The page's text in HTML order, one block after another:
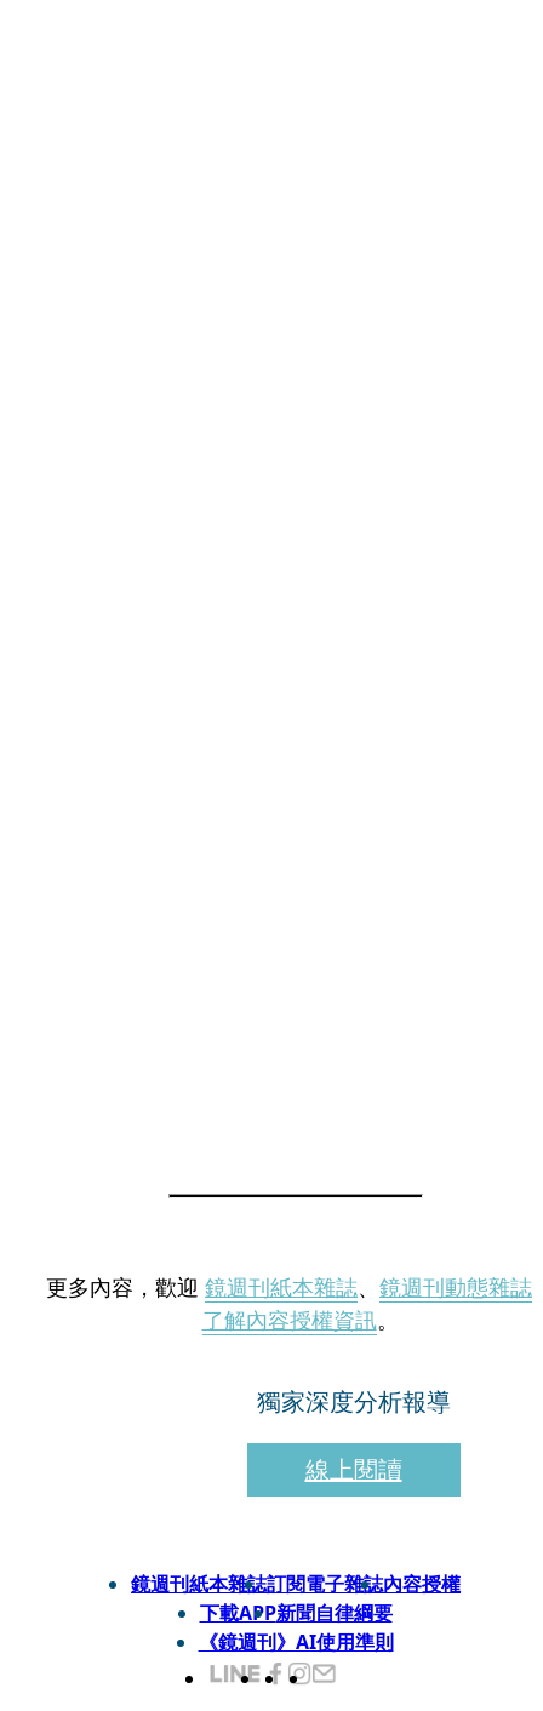
更多內容，歡迎 鏡週刊紙本雜誌、 鏡週刊動態雜誌
了解內容授權資訊。
獨家深度分析報導
線上閱讀
鏡週刊紙本雜誌訂閱電子雜誌內容授權
下載APP新聞自律綱要
《鏡週刊》AI使用準則